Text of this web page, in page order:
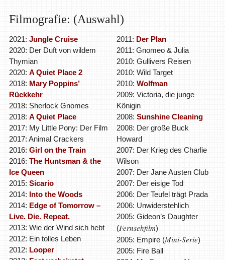
Filmografie: (Auswahl)
2021: Jungle Cruise
2020: Der Duft von wildem
Thymian
2020: A Quiet Place 2
2018: Mary Poppins’
Rückkehr
2018: Sherlock Gnomes
2018: A Quiet Place
2017: My Little Pony: Der Film
2017: Animal Crackers
2016: Girl on the Train
2016: The Huntsman & the
Ice Queen
2015: Sicario
2014: Into the Woods
2014: Edge of Tomorrow –
Live. Die. Repeat.
2013: Wie der Wind sich hebt
2012: Ein tolles Leben
2012: Looper
2011: Der Plan
2011: Gnomeo & Julia
2010: Gullivers Reisen
2010: Wild Target
2010:Wolfman
2009: Victoria, die junge
Königin
2008:Sunshine Cleaning
2008: Der große Buck
Howard
2007: Der Krieg des Charlie
Wilson
2007: Der Jane Austen Club
2007: Der eisige Tod
2006: Der Teufel trägt Prada
2006: Unwiderstehlich
2005: Gideon’s Daughter
(Fernsehfilm)
2005: Empire (Mini-Serie)
2005: Fire Ball